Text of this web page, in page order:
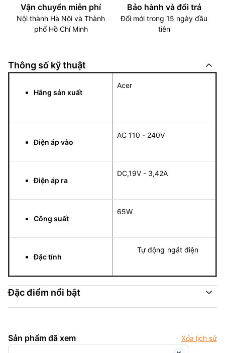
Vận chuyển miễn phí
Nội thành Hà Nội và Thành
phố Hồ Chí Minh
Bảo hành và đổi trả
Đổi mới trong 15 ngày đầu
tiên
Thông số kỹ thuật
Hãng sản xuất
Acer
Điện áp vào
AC 110 - 240V
Điện áp ra
DC,19V - 3,42A
Công suất
65W
Đặc tính
Tự động ngắt điện
Đặc điểm nổi bật
Sản phẩm đã xem Xóa lịch sử